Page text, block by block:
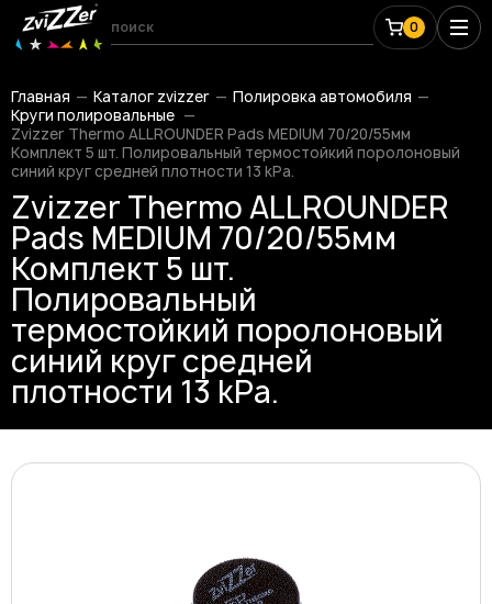
0
Главная Каталог zvizzer
Полировка автомобиля
Круги полировальные
Zvizzer Thermo ALLROUNDER Pads MEDIUM 70/20/55мм
Комплект 5 шт. Полировальный термостойкий поролоновый
синий круг средней плотности 13 kPa.
Zvizzer Thermo ALLROUNDER
Pads MEDIUM 70/20/55мм
Комплект 5 шт.
Полировальный
термостойкий поролоновый
синий круг средней
плотности 13 kPa.